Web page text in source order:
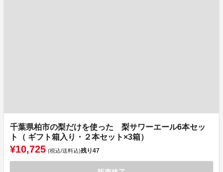
千葉県柏市の梨だけを使った 梨サワーエール6本セッ
ト（ ギフト箱入り・２本セット×3箱）
¥10,725 (税込/送料込)残り47